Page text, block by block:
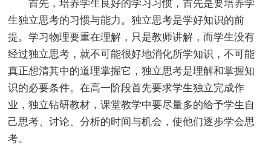
首先，培养学生良好的学习习惯，首先是要培养学
生独立思考的习惯与能力。独立思考是学好知识的前
提。学习物理要重在理解，只是教师讲解，而学生没有
经过独立思考，就不可能很好地消化所学知识，不可能
真正想清其中的道理掌握它，独立思考是理解和掌握知
识的必要条件。在高一阶段首先要求学生独立完成作
业，独立钻研教材，课堂教学中要尽量多的给予学生自
己思考、讨论、分析的时间与机会，使他们逐步学会思
考。